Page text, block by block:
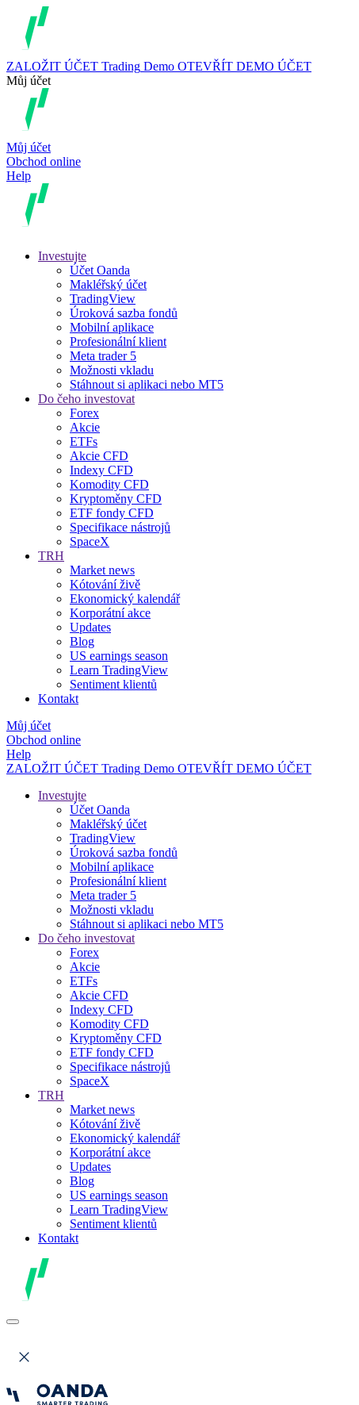
ZALOŽIT ÚČET Trading Demo OTEVŘÍT DEMO ÚČET
Můj účet
Můj účet
Obchod online
Help
Investujte
Účet Oanda
Makléřský účet
TradingView
Úroková sazba fondů
Mobilní aplikace
Profesionální klient
Meta trader 5
Možnosti vkladu
Stáhnout si aplikaci nebo MT5
Do čeho investovat
Forex
Akcie
ETFs
Akcie CFD
Indexy CFD
Komodity CFD
Kryptoměny CFD
ETF fondy CFD
Specifikace nástrojů
SpaceX
TRH
Market news
Kótování živě
Ekonomický kalendář
Korporátní akce
Updates
Blog
US earnings season
Learn TradingView
Sentiment klientů
Kontakt
Můj účet
Obchod online
Help
ZALOŽIT ÚČET Trading Demo OTEVŘÍT DEMO ÚČET
Investujte
Účet Oanda
Makléřský účet
TradingView
Úroková sazba fondů
Mobilní aplikace
Profesionální klient
Meta trader 5
Možnosti vkladu
Stáhnout si aplikaci nebo MT5
Do čeho investovat
Forex
Akcie
ETFs
Akcie CFD
Indexy CFD
Komodity CFD
Kryptoměny CFD
ETF fondy CFD
Specifikace nástrojů
SpaceX
TRH
Market news
Kótování živě
Ekonomický kalendář
Korporátní akce
Updates
Blog
US earnings season
Learn TradingView
Sentiment klientů
Kontakt